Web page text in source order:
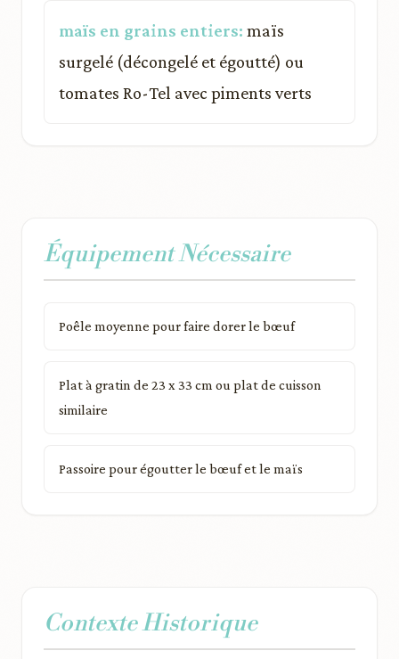
maïs en grains entiers: maïs
surgelé (décongelé et égoutté) ou
tomates Ro-Tel avec piments verts
Équipement Nécessaire
Poêle moyenne pour faire dorer le bœuf
Plat à gratin de 23 x 33 cm ou plat de cuisson
similaire
Passoire pour égoutter le bœuf et le maïs
Contexte Historique